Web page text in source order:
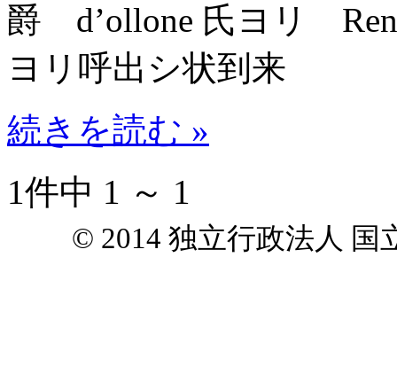
爵 d’ollone 氏ヨリ
ヨリ呼出シ状到来
続きを読む »
1件中 1 ～ 1
© 2014 独立行政法人 国